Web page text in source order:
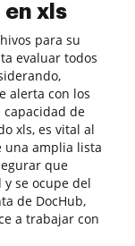
xls
para su
evaluar todos
alerta con los
de
xls, es vital al
una amplia lista
que
se ocupe del
de DocHub,
a trabajar con